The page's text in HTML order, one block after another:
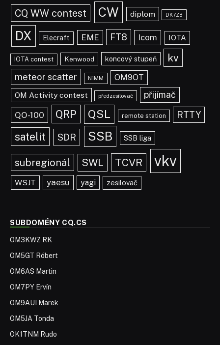
CQ WW contest CW diplom DK7ZB
DX Elecraft EME FT8 Icom IOTA
IOTA contest Kenwood koncový stupeň kv
meteor scatter N1MM
OM9OT
OM Activity contest
předzesilovač přijímač
QO-100 QRP QSL remote station RTTY
satelit SDR SSB SSB liga
subregionál SWL TCVR vkv
WSJT yaesu yagi zesilovač
SUBDOMÉNY CQ.CS
OM3KWZ RK
OM5GT Róbert
OM6AS Martin
OM7PY Ervín
OM9AUI Marek
OM5JA Tonda
OK1TNM Rudo